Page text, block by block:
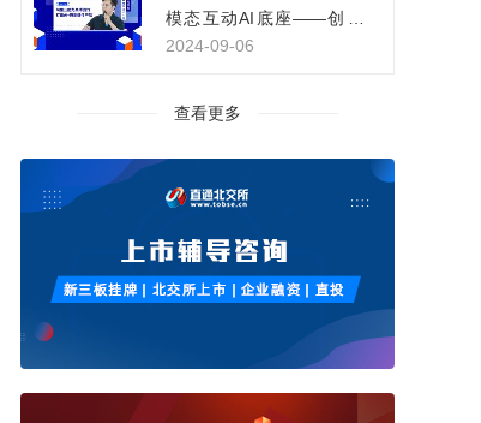
模态互动AI底座——创新影
视IP互动体验
2024-09-06
查看更多